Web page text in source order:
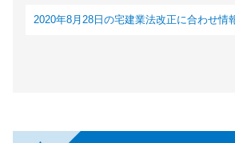
2020年8月28日の宅建業法改正に合わせ情